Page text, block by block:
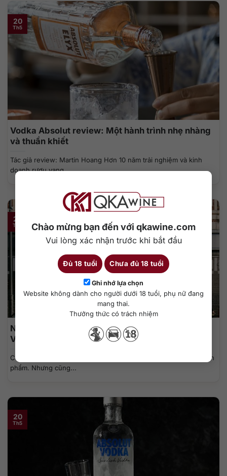
Chào mừng bạn đến với qkawine.com
Vui lòng xác nhận trước khi bắt đầu
Đủ 18 tuổi Chưa đủ 18 tuổi
Ghi nhớ lựa chọn
Website không dành cho người dưới 18 tuổi, phụ nữ đang
mang thai.
Thưởng thức có trách nhiệm
Vodka Absolut review: Một hành trình nhẹ nhàng
và thuần khiết
Tác giả review: Martin Hoang Hơn 10 năm trải nghiệm và kinh
doanh rượu vang,...
20
Th5
Những chiến dịch quảng cáo sáng tạo nhất của
Vodka Absolut
Có những thương hiệu chỉ sống trong lòng khách hàng bằng sản
phẩm. Nhưng cũng...
20
Th5
20
Th5